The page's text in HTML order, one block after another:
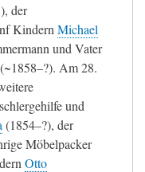
der
Kindern Michael
und Vater
(~1858–?). Am 28.
und
(1854–?), der
Möbelpacker
Otto